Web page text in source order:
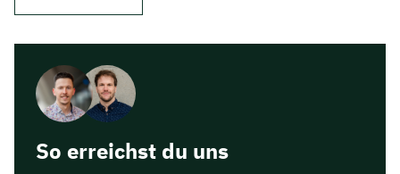
So erreichst du uns